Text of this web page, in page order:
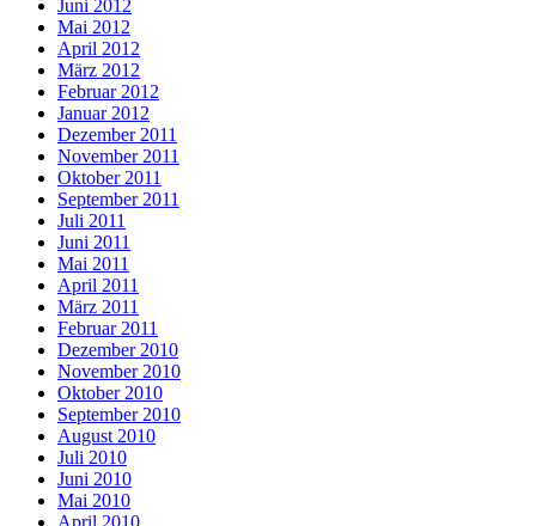
Juni 2012
Mai 2012
April 2012
März 2012
Februar 2012
Januar 2012
Dezember 2011
November 2011
Oktober 2011
September 2011
Juli 2011
Juni 2011
Mai 2011
April 2011
März 2011
Februar 2011
Dezember 2010
November 2010
Oktober 2010
September 2010
August 2010
Juli 2010
Juni 2010
Mai 2010
April 2010